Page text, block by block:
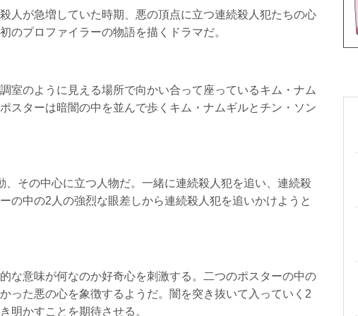
人が急増していた時期、悪の頂点に立つ連続殺人犯たちの心
のプロファイラーの物語を描くドラマだ。
室のように見える場所で向かい合って座っているキム・ナム
スターは暗闇の中を並んで歩くキム・ナムギルとチン・ソン
その中心に立つ人物だ。一緒に連続殺人犯を追い、連続殺
の中の2人の強烈な眼差しから連続殺人犯を追いかけようと
な意味が何なのか好奇心を刺激する。二つのポスターの中の
った悪の心を象徴するようだ。闇を突き抜いて入っていく2
明かすことを期待させる。